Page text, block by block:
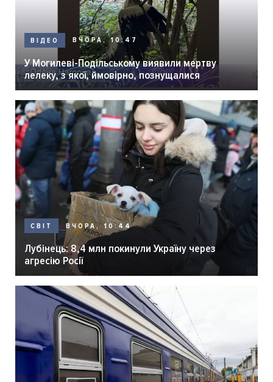
ВІДЕО ВЧОРА, 10:47
У Могилеві-Подільському виявили мертву
лелеку, з якої, ймовірно, познущалися
СВІТ ВЧОРА, 10:44
Лубінець: 8,4 млн покинули Україну через
агресію Росії